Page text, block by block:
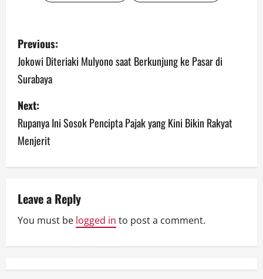
P
o
s
t
n
a
i
Previous:
Jokowi Diteriaki Mulyono saat Berkunjung ke Pasar di
Surabaya
Next:
Rupanya Ini Sosok Pencipta Pajak yang Kini Bikin Rakyat
Menjerit
Leave a Reply
You must be logged in to post a comment.